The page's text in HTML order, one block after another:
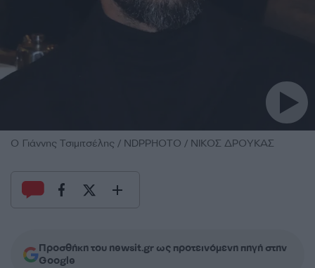
O Γιάννης Τσιμιτσέλης / NDPPHOTO / ΝΙΚΟΣ ΔΡΟΥΚΑΣ
Προσθήκη του newsit.gr ως προτεινόμενη πηγή στην
Google